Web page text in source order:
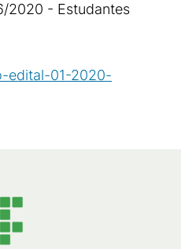
2020 - Estudantes
edital-01-2020-